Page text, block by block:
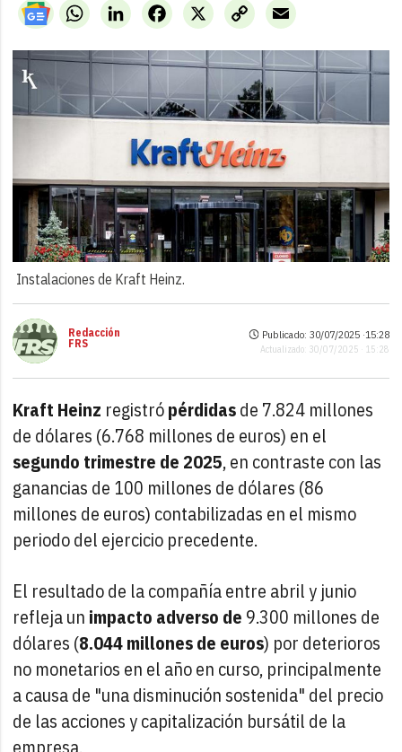
WhatsAppLinkedIn X
Facebook
Copy
Link
Email
Instalaciones de Kraft Heinz.
Redacción
FRS
Publicado: 30/07/2025 ·15:28
Actualizado: 30/07/2025 · 15:28
Kraft Heinz registrópérdidasde 7.824 millones
de dólares (6.768 millones de euros) en el
segundo trimestre de 2025, en contraste con las
ganancias de 100 millones de dólares (86
millones de euros) contabilizadas en el mismo
periodo del ejercicio precedente.
El resultado de la compañía entre abril y junio
refleja un impacto adverso de 9.300 millones de
dólares (8.044 millones de euros) por deterioros
no monetarios en el año en curso, principalmente
a causa de "una disminución sostenida" del precio
de las acciones y capitalización bursátil de la
empresa.